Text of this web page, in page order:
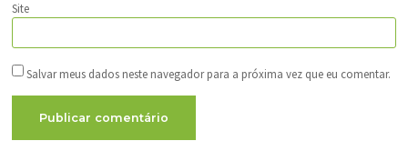
Site
Salvar meus dados neste navegador para a próxima vez que eu comentar.